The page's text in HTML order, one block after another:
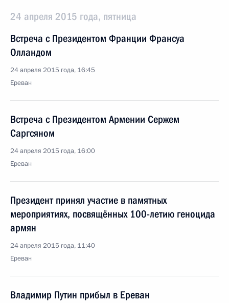
24 апреля 2015 года, пятница
Встреча с Президентом Франции Франсуа
Олландом
24 апреля 2015 года, 16:45
Ереван
Встреча с Президентом Армении Сержем
Саргсяном
24 апреля 2015 года, 16:00
Ереван
Президент принял участие в памятных
мероприятиях, посвящённых 100-летию геноцида
армян
24 апреля 2015 года, 11:40
Ереван
Владимир Путин прибыл в Ереван